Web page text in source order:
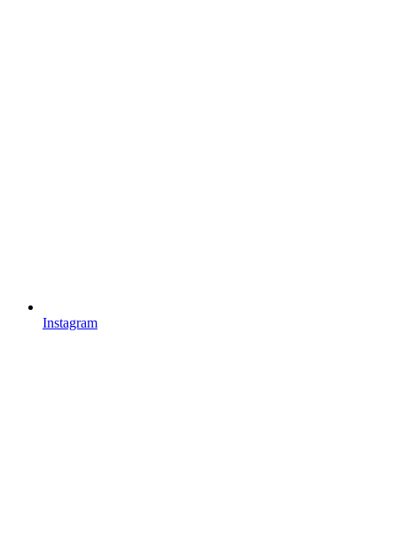
Instagram